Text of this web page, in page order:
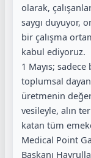
olarak,
saygı duyuyor,
bir çalışma
kabul ediyoruz.
1 Mayıs;
toplumsal
üretmenin
vesileyle, alın
katan tüm
Medical Point
Başkanı